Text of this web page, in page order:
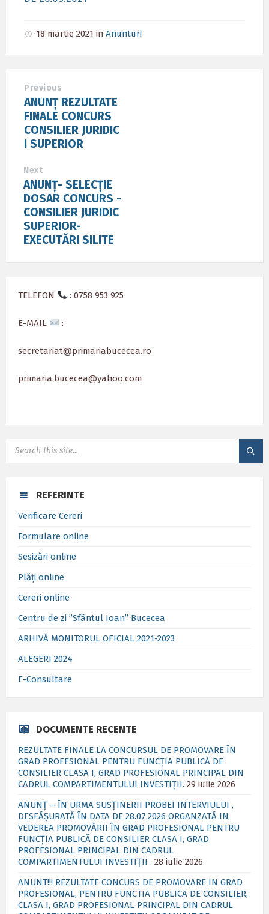
18 martie 2021 in Anunturi
Previous
ANUNȚ REZULTATE
FINALE CONCURS
CONSILIER JURIDIC
I SUPERIOR
Next
ANUNȚ- SELECȚIE
DOSAR CONCURS -
CONSILIER JURIDIC
SUPERIOR-
EXECUTĂRI SILITE
TELEFON : 0758 953 925
E-MAIL :
secretariat@primariabucecea.ro
primaria.bucecea@yahoo.com
REFERINTE
Verificare Cereri
Formulare online
Sesizări online
Plăți online
Cereri online
Centru de zi ”Sfântul Ioan” Bucecea
ARHIVĂ MONITORUL OFICIAL 2021-2023
ALEGERI 2024
E-Consultare
DOCUMENTE RECENTE
REZULTATE FINALE LA CONCURSUL DE PROMOVARE ÎN
GRAD PROFESIONAL PENTRU FUNCȚIA PUBLICĂ DE
CONSILIER CLASA I, GRAD PROFESIONAL PRINCIPAL DIN
CADRUL COMPARTIMENTULUI INVESTIȚII. 29 iulie 2026
ANUNȚ – ÎN URMA SUSȚINERII PROBEI INTERVIULUI ,
DESFĂȘURATĂ ÎN DATA DE 28.07.2026 ORGANZATĂ IN
VEDEREA PROMOVĂRII ÎN GRAD PROFESIONAL PENTRU
FUNCȚIA PUBLICĂ DE CONSILIER CLASA I, GRAD
PROFESIONAL PRINCIPAL DIN CADRUL
COMPARTIMENTULUI INVESTIȚII . 28 iulie 2026
ANUNT!!! REZULTATE CONCURS DE PROMOVARE IN GRAD
PROFESIONAL, PENTRU FUNCTIA PUBLICA DE CONSILIER,
CLASA I, GRAD PROFESIONAL PRINCIPAL DIN CADRUL